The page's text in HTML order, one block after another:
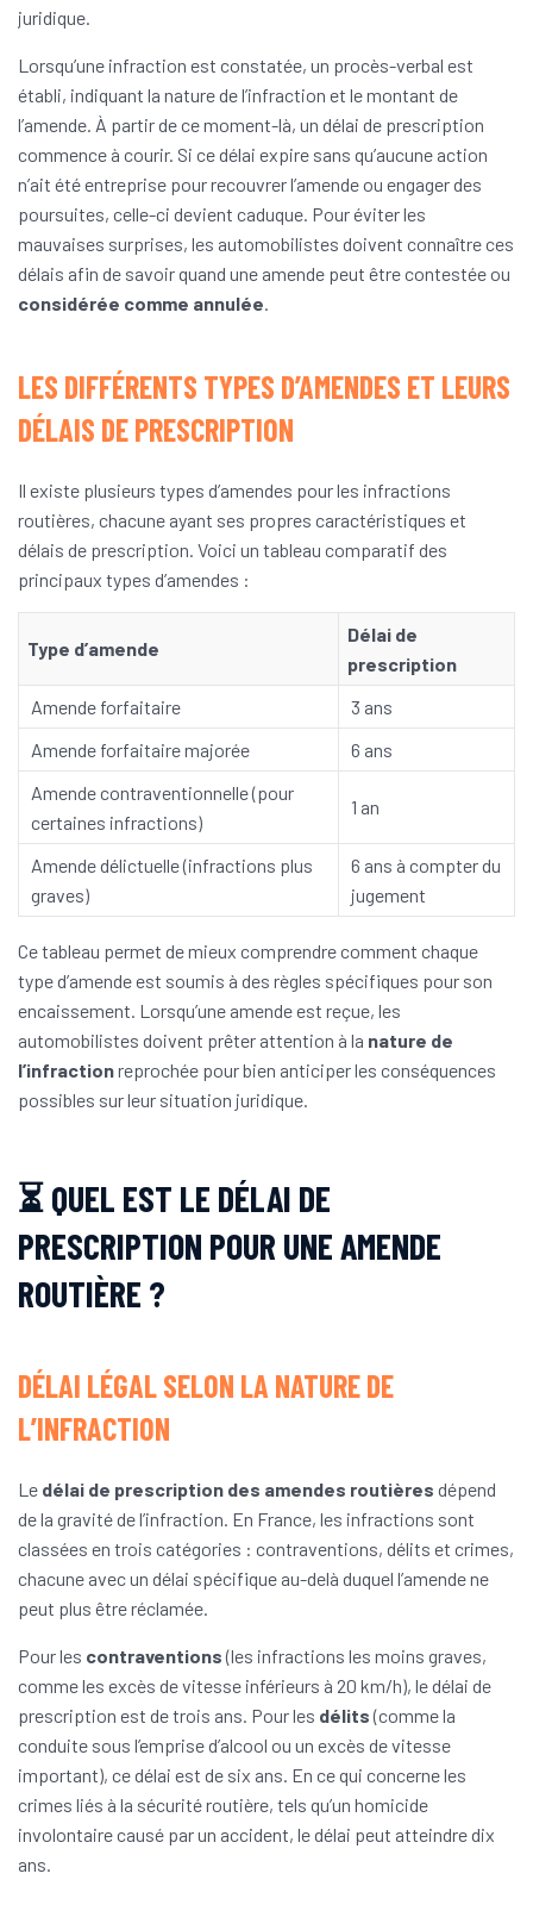
juridique.
Lorsqu’une infraction est constatée, un procès-verbal est
établi, indiquant la nature de l’infraction et le montant de
l’amende. À partir de ce moment-là, un délai de prescription
commence à courir. Si ce délai expire sans qu’aucune action
n’ait été entreprise pour recouvrer l’amende ou engager des
poursuites, celle-ci devient caduque. Pour éviter les
mauvaises surprises, les automobilistes doivent connaître ces
délais afin de savoir quand une amende peut être contestée ou
considérée comme annulée
LES DIFFÉRENTS TYPES D’AMENDES ET LEURS
DÉLAIS DE PRESCRIPTION
Il existe plusieurs types d’amendes pour les infractions
routières, chacune ayant ses propres caractéristiques et
délais de prescription. Voici un tableau comparatif des
principaux types d’amendes :
Type d’amende
Délai de
prescription
Amende forfaitaire
3 ans
Amende forfaitaire majorée
6 ans
Amende contraventionnelle (pour
certaines infractions)
1 an
Amende délictuelle (infractions plus
graves)
6 ans à compter du
jugement
Ce tableau permet de mieux comprendre comment chaque
type d’amende est soumis à des règles spécifiques pour son
encaissement. Lorsqu’une amende est reçue, les
automobilistes doivent prêter attention à la nature de
l’infractionreprochée pour bien anticiper les conséquences
possibles sur leur situation juridique.
⏳ QUEL EST LE DÉLAI DE
PRESCRIPTION POUR UNE AMENDE
ROUTIÈRE ?
DÉLAI LÉGAL SELON LA NATURE DE
L’INFRACTION
Le délai de prescription des amendes routières dépend
de la gravité de l’infraction. En France, les infractions sont
classées en trois catégories : contraventions, délits et crimes,
chacune avec un délai spécifique au-delà duquel l’amende ne
peut plus être réclamée.
Pour les contraventions(les infractions les moins graves,
comme les excès de vitesse inférieurs à 20 km/h), le délai de
prescription est de trois ans. Pour les délits(comme la
conduite sous l’emprise d’alcool ou un excès de vitesse
important), ce délai est de six ans. En ce qui concerne les
crimes liés à la sécurité routière, tels qu’un homicide
involontaire causé par un accident, le délai peut atteindre dix
ans.